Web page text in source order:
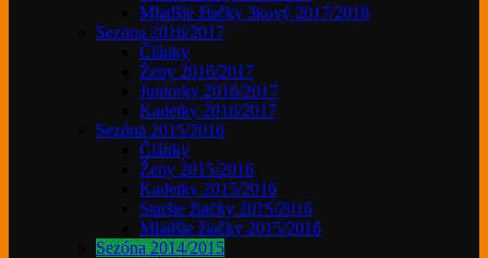
Mladšie žiačky 3kový 2017/2018
Sezóna 2016/2017
Články
Ženy 2016/2017
Juniorky 2016/2017
Kadetky 2016/2017
Sezóna 2015/2016
Články
Ženy 2015/2016
Kadetky 2015/2016
Staršie žiačky 2015/2016
Mladšie žiačky 2015/2016
Sezóna 2014/2015